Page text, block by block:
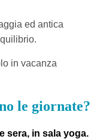
ed antica
in vacanza
le giornate?
sera, in sala yoga.